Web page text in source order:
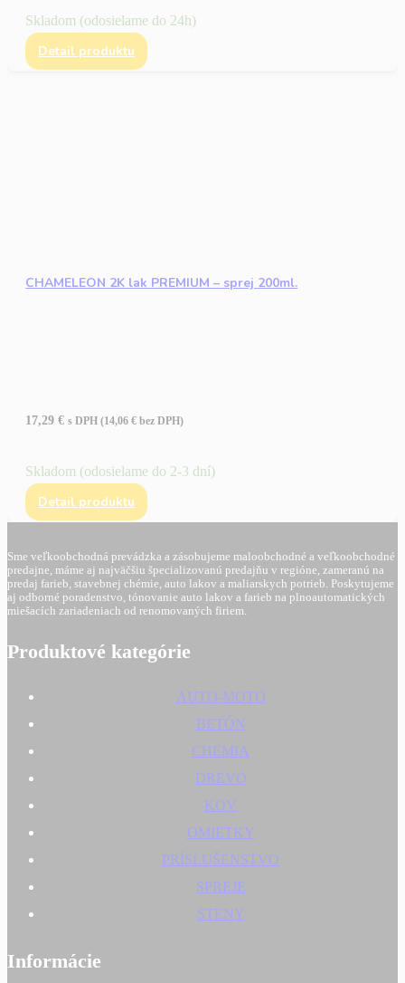
Skladom (odosielame do 24h)
Detail produktu
CHAMELEON 2K lak PREMIUM – sprej 200ml.
17,29€ s DPH (14,06€ bez DPH)
Skladom (odosielame do 2-3 dní)
Detail produktu
Sme veľkoobchodná prevádzka a zásobujeme maloobchodné a veľkoobchodné
predajne, máme aj najväčšiu špecializovanú predajňu v regióne, zameranú na
predaj farieb, stavebnej chémie, auto lakov a maliarskych potrieb. Poskytujeme
aj odborné poradenstvo, tónovanie auto lakov a farieb na plnoautomatických
miešacích zariadeniach od renomovaných firiem.
Produktové kategórie
AUTO-MOTO
BETÓN
CHEMIA
DREVO
KOV
OMIETKY
PRÍSLUŠENSTVO
SPREJE
STENY
Informácie